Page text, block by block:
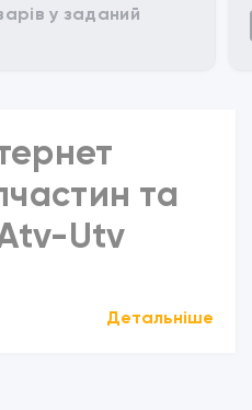
у заданий
та
Utv
асортимент якісних
Детальніше